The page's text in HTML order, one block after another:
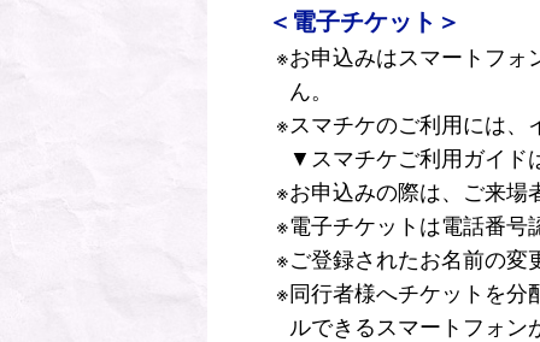
＜電子チケット＞
お申込みはスマートフォ
ん。
スマチケのご利用には
▼スマチケご利用ガイド
お申込みの際は、ご来場
電子チケットは電話番号
ご登録されたお名前の
同行者様へチケットを分
ルできるスマートフォ